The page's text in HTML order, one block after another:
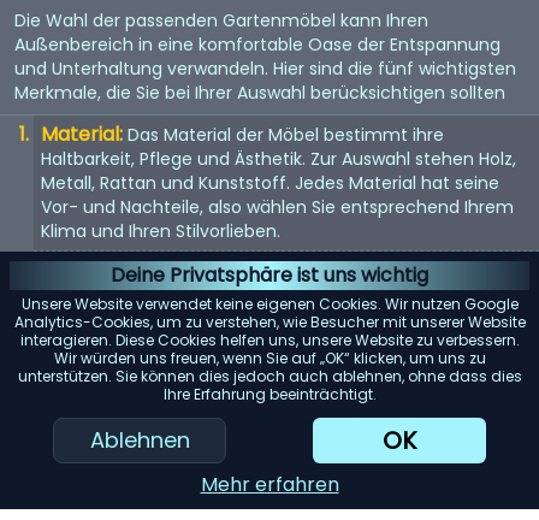
Deine Privatsphäre ist uns wichtig
Unsere Website verwendet keine eigenen Cookies. Wir nutzen Google
Analytics-Cookies, um zu verstehen, wie Besucher mit unserer Website
interagieren. Diese Cookies helfen uns, unsere Website zu verbessern.
Wir würden uns freuen, wenn Sie auf „OK“ klicken, um uns zu
unterstützen. Sie können dies jedoch auch ablehnen, ohne dass dies
Ihre Erfahrung beeinträchtigt.
Ablehnen OK
Mehr erfahren
Die Wahl der passenden Gartenmöbel kann Ihren
Außenbereich in eine komfortable Oase der Entspannung
und Unterhaltung verwandeln. Hier sind die fünf wichtigsten
Merkmale, die Sie bei Ihrer Auswahl berücksichtigen sollten
Material: Das Material der Möbel bestimmt ihre
Haltbarkeit, Pflege und Ästhetik. Zur Auswahl stehen Holz,
Metall, Rattan und Kunststoff. Jedes Material hat seine
Vor- und Nachteile, also wählen Sie entsprechend Ihrem
Klima und Ihren Stilvorlieben.
Komfort: Komfort ist der Schlüssel, wenn es um
Gartenmöbel geht. Suchen Sie nach ergonomisch
gestalteten Stücken mit ausreichender Polsterung oder
der Möglichkeit, Kissen hinzuzufügen.
Größe: Berücksichtigen Sie die Größe Ihres Gartens und
der Möbel. Stellen Sie sicher, dass die von Ihnen
ausgewählten Möbel gut in Ihren Bereich passen, ohne
dass er überfüllt oder zu leer wirkt.
Wetterbeständigkeit: Ihre Gartenmöbel sollten